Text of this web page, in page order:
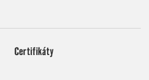
Certifikáty